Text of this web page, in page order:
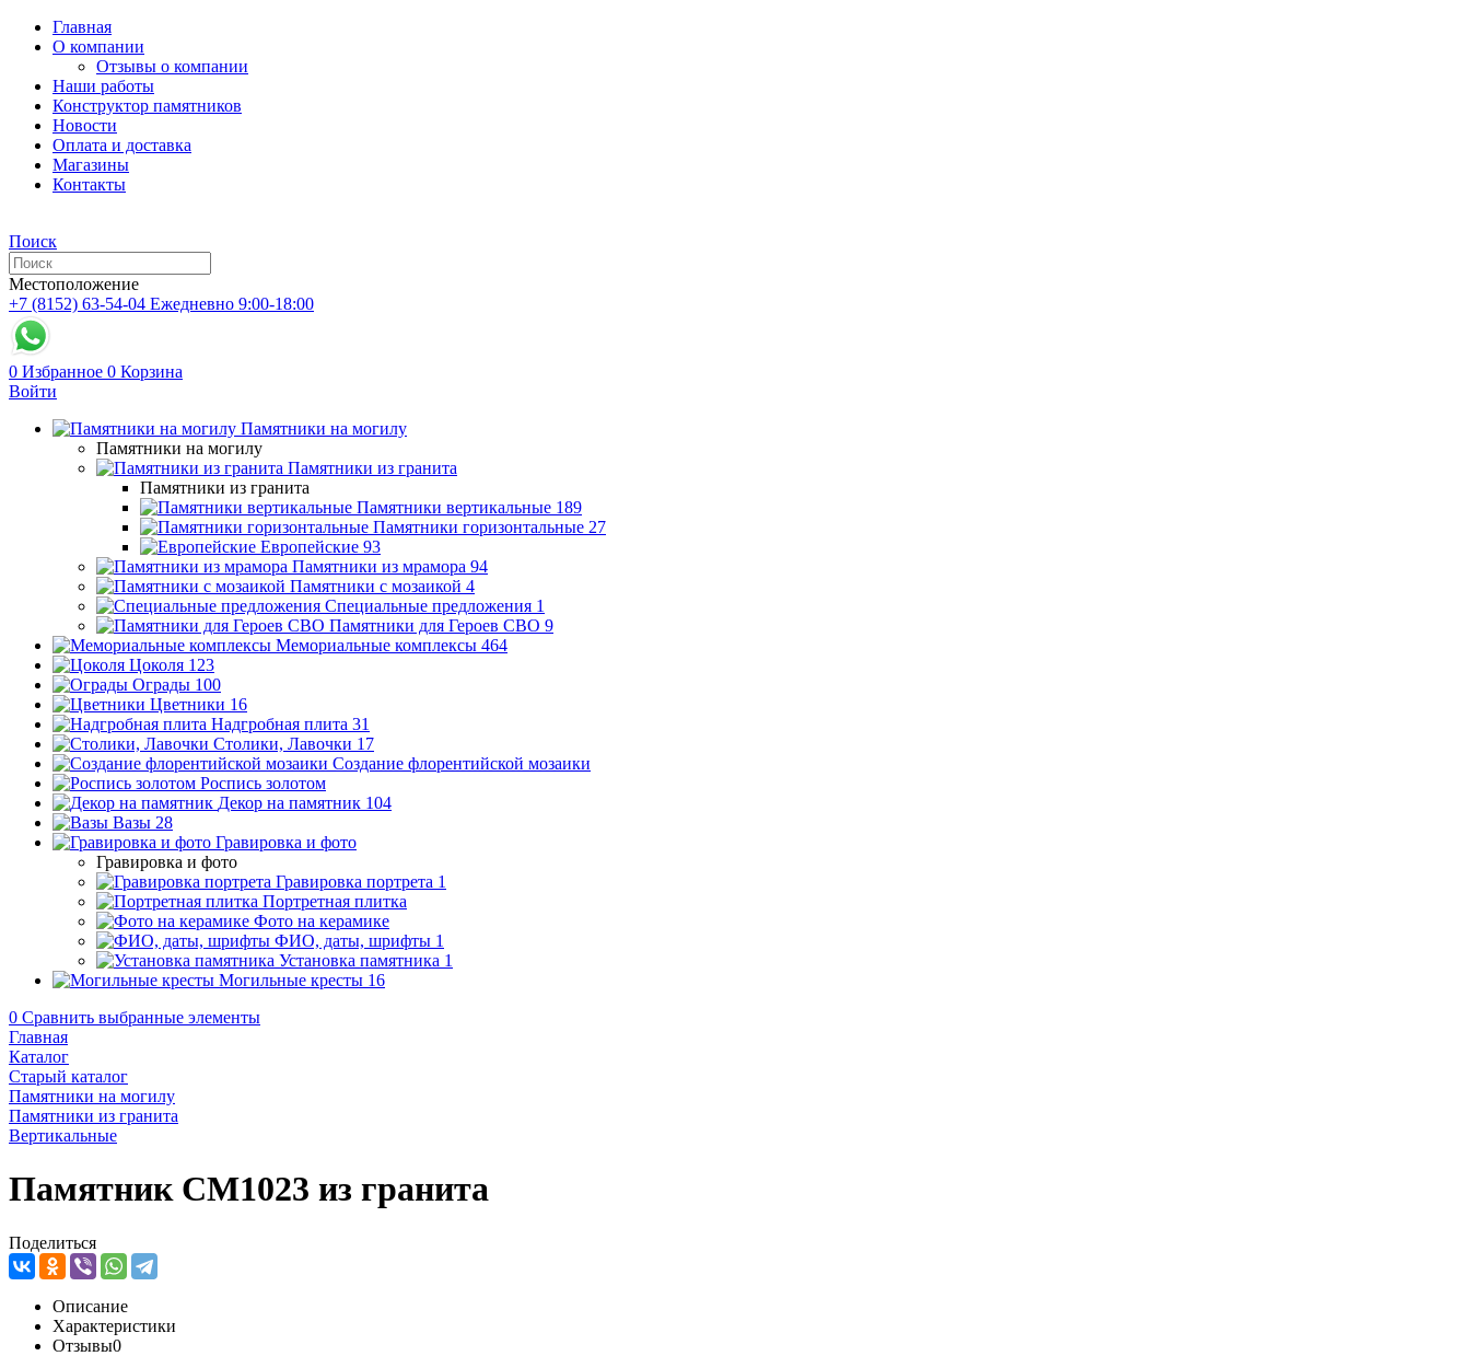
Главная
О компании
Отзывы о компании
Наши работы
Конструктор памятников
Новости
Оплата и доставка
Магазины
Контакты
Поиск
Местоположение
+7 (8152) 63-54-04 Ежедневно 9:00-18:00
0 Избранное 0 Корзина
Войти
Памятники на могилу
Памятники на могилу
Памятники из гранита
Памятники из гранита
Памятники вертикальные 189
Памятники горизонтальные 27
Европейские 93
Памятники из мрамора 94
Памятники с мозаикой 4
Специальные предложения 1
Памятники для Героев СВО 9
Мемориальные комплексы 464
Цоколя 123
Ограды 100
Цветники 16
Надгробная плита 31
Столики, Лавочки 17
Создание флорентийской мозаики
Роспись золотом
Декор на памятник 104
Вазы 28
Гравировка и фото
Гравировка и фото
Гравировка портрета 1
Портретная плитка
Фото на керамике
ФИО, даты, шрифты 1
Установка памятника 1
Могильные кресты 16
0 Сравнить выбранные элементы
Главная
Каталог
Старый каталог
Памятники на могилу
Памятники из гранита
Вертикальные
Памятник CM1023 из гранита
Поделиться
Описание
Характеристики
Отзывы0